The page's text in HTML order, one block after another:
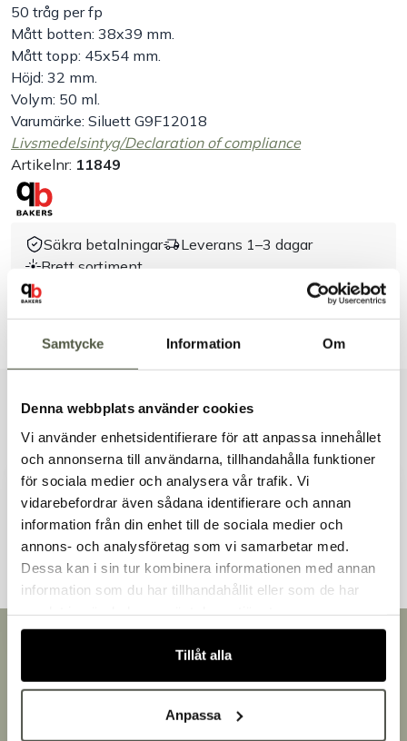
Samtycke Information Om
Denna webbplats använder cookies
Vi använder enhetsidentifierare för att anpassa innehållet
och annonserna till användarna, tillhandahålla funktioner
för sociala medier och analysera vår trafik. Vi
vidarebefordrar även sådana identifierare och annan
information från din enhet till de sociala medier och
annons- och analysföretag som vi samarbetar med.
Dessa kan i sin tur kombinera informationen med annan
information som du har tillhandahållit eller som de har
Tillåt alla
Anpassa
Outlet
Om Bakers
Kundtjänst
Kontakt
50 tråg per fp
Mått botten: 38x39 mm.
Mått topp: 45x54 mm.
Höjd: 32 mm.
Volym: 50 ml.
Varumärke: Siluett G9F12018
Livsmedelsintyg/Declaration of compliance
Artikelnr: 11849
Säkra betalningar
Leverans 1–3 dagar
Brett sortiment
Dokument & produktblad
Liknande produkter
Andra kunder tittade även på
Leverans inom 3-5 arbetsdagar.
Brett sortiment
Över 30 000 produkter
Välkommen till Bakers!
Handlar du som företag eller privatperson?
Fortsätt som privatperson